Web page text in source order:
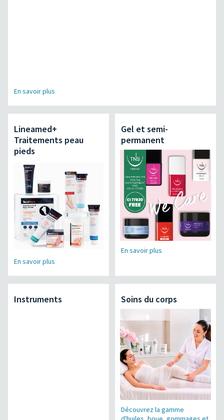
En savoir plus
Lineamed+
Traitements peau
pieds
En savoir plus
Gel et semi-
permanent
En savoir plus
Instruments Soins du corps
Découvrez la gamme